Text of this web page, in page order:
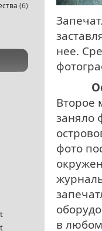
(6)
нее.
Второе
заняло
фото
в любом